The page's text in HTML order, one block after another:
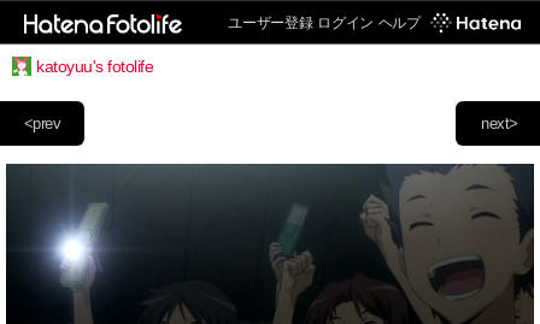
ユーザー登録 ログイン ヘルプ
katoyuu's fotolife
next>
<prev